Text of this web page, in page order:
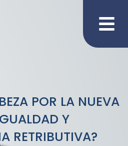
POR LA NUEVA
Y
RETRIBUTIVA?